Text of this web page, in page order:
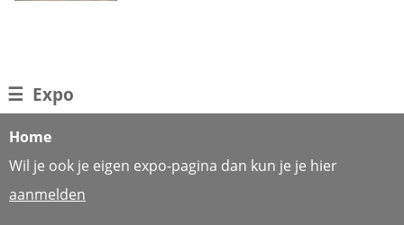
☰ Expo
Home
Wil je ook je eigen expo-pagina dan kun je je hier
aanmelden